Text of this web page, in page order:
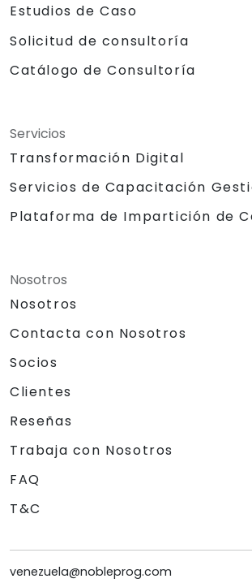
Estudios de Caso
Solicitud de consultoría
Catálogo de Consultoría
Servicios
Transformación Digital
Servicios de Capacitación
Plataforma de Impartición de
Nosotros
Nosotros
Contacta con Nosotros
Socios
Clientes
Reseñas
Trabaja con Nosotros
FAQ
T&C
venezuela@nobleprog.com